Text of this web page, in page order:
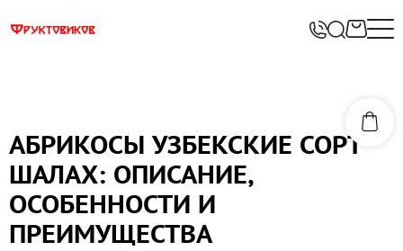
АБРИКОСЫ УЗБЕКСКИЕ СОРТ
ШАЛАХ: ОПИСАНИЕ,
ОСОБЕННОСТИ И
ПРЕИМУЩЕСТВА